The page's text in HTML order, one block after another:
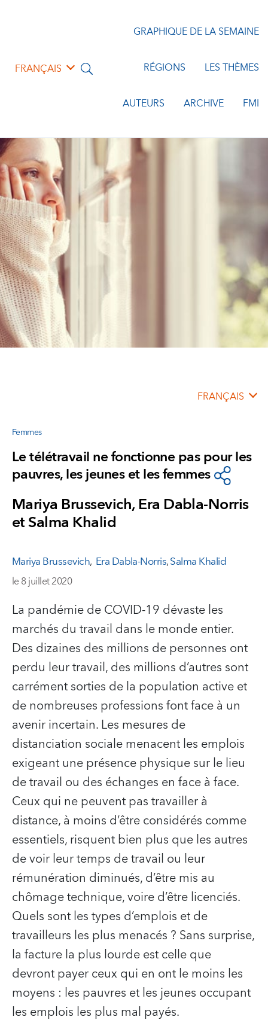
FRANÇAIS
GRAPHIQUE DE LA SEMAINE
RÉGIONS LES THÈMES
AUTEURS ARCHIVE FMI
FRANÇAIS
Femmes
Le télétravail ne fonctionne pas pour les
pauvres, les jeunes et les femmes
Mariya Brussevich, Era Dabla-Norris
et Salma Khalid
Mariya Brussevich, Era Dabla-Norris,Salma Khalid
le 8 juillet 2020
La pandémie de COVID-19 dévaste les
marchés du travail dans le monde entier.
Des dizaines des millions de personnes ont
perdu leur travail, des millions d’autres sont
carrément sorties de la population active et
de nombreuses professions font face à un
avenir incertain. Les mesures de
distanciation sociale menacent les emplois
exigeant une présence physique sur le lieu
de travail ou des échanges en face à face.
Ceux qui ne peuvent pas travailler à
distance, à moins d’être considérés comme
essentiels, risquent bien plus que les autres
de voir leur temps de travail ou leur
rémunération diminués, d’être mis au
chômage technique, voire d’être licenciés.
Quels sont les types d’emplois et de
travailleurs les plus menacés ? Sans surprise,
la facture la plus lourde est celle que
devront payer ceux qui en ont le moins les
moyens : les pauvres et les jeunes occupant
les emplois les plus mal payés.